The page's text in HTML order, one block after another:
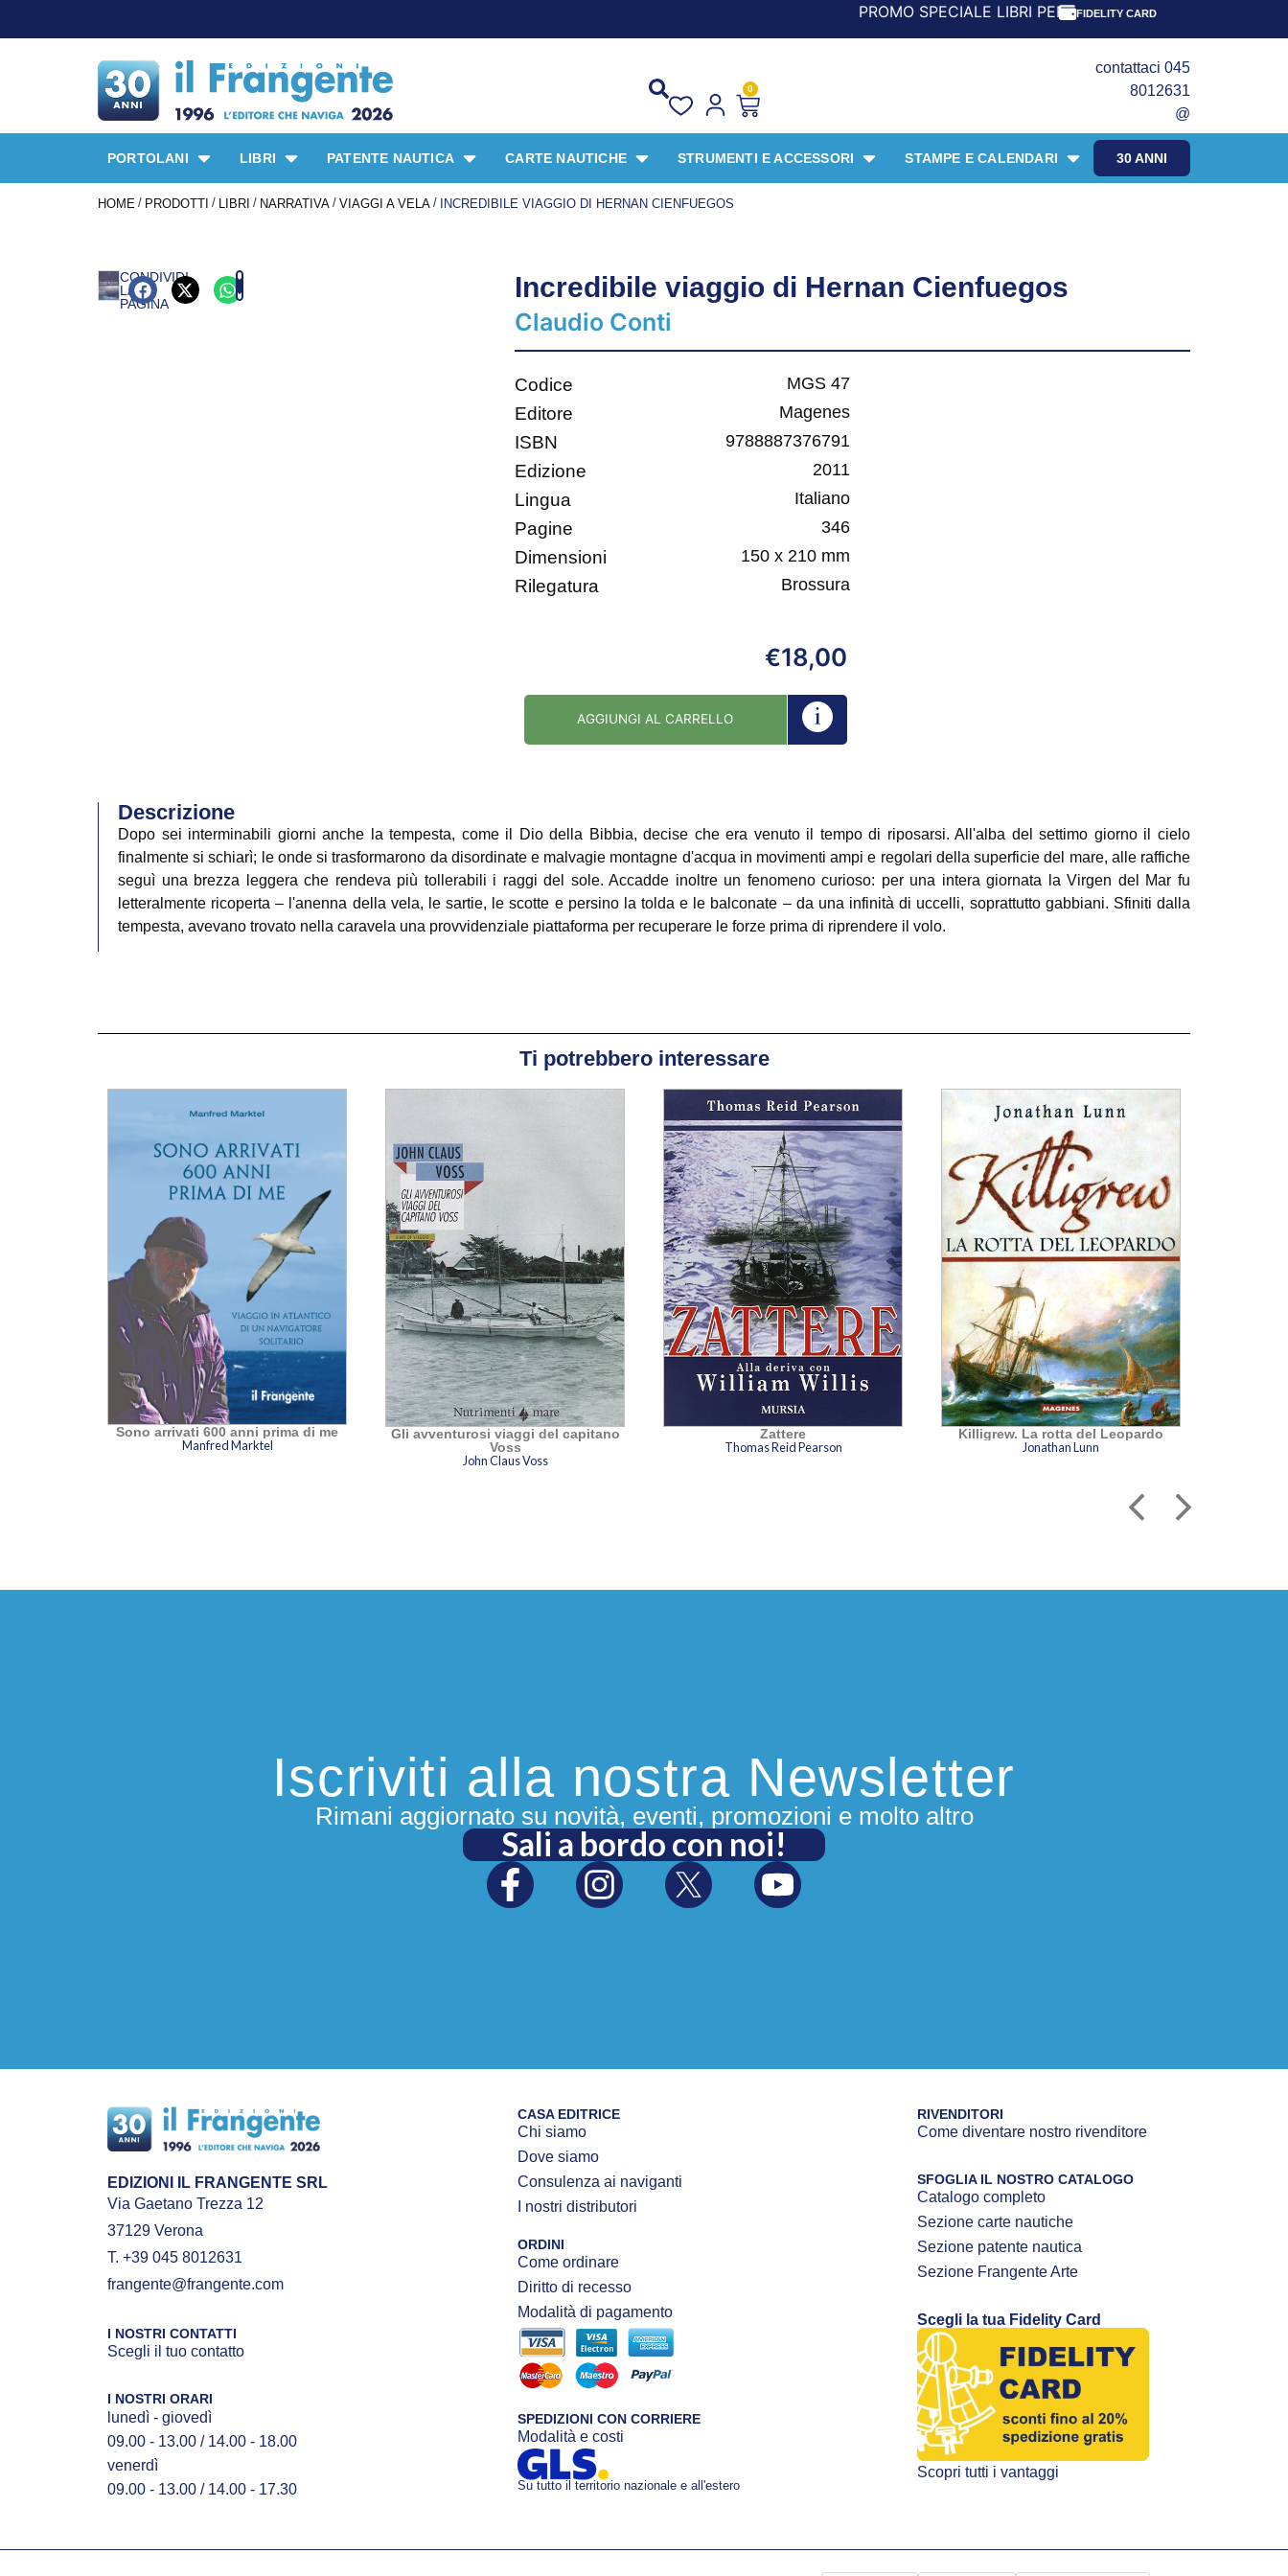
PROMO SPECIALE LIBRI PER I 30 ANNI DEL FRANGENTE! *** CON
FIDELITY CARD
0
contattaci 045
8012631
@
30 ANNI
PORTOLANI LIBRI PATENTE NAUTICA CARTE NAUTICHE STRUMENTI E ACCESSORI STAMPE E CALENDARI
HOME / PRODOTTI / LIBRI / NARRATIVA / VIAGGI A VELA / INCREDIBILE VIAGGIO DI HERNAN CIENFUEGOS
CONDIVIDI
LA
PAGINA
Incredibile viaggio di Hernan Cienfuegos
Claudio Conti
Codice MGS 47
Editore Magenes
ISBN 9788887376791
Edizione 2011
Lingua Italiano
Pagine 346
Dimensioni 150 x 210 mm
Rilegatura Brossura
€18,00
AGGIUNGI AL CARRELLO
Descrizione
Dopo sei interminabili giorni anche la tempesta, come il Dio della Bibbia, decise che era venuto il tempo di riposarsi. All'alba del settimo giorno il cielo
finalmente si schiarì; le onde si trasformarono da disordinate e malvagie montagne d'acqua in movimenti ampi e regolari della superficie del mare, alle raffiche
seguì una brezza leggera che rendeva più tollerabili i raggi del sole. Accadde inoltre un fenomeno curioso: per una intera giornata la Virgen del Mar fu
letteralmente ricoperta – l'anenna della vela, le sartie, le scotte e persino la tolda e le balconate – da una infinità di uccelli, soprattutto gabbiani. Sfiniti dalla
tempesta, avevano trovato nella caravela una provvidenziale piattaforma per recuperare le forze prima di riprendere il volo.
Ti potrebbero interessare
Sono arrivati 600 anni prima di me
Manfred Marktel
Gli avventurosi viaggi del capitano
Voss
John Claus Voss
Zattere
Thomas Reid Pearson
Killigrew. La rotta del Leopardo
Jonathan Lunn
Iscriviti alla nostra Newsletter
Rimani aggiornato su novità, eventi, promozioni e molto altro
Sali a bordo con noi!
EDIZIONI IL FRANGENTE SRL
Via Gaetano Trezza 12
37129 Verona
T. +39 045 8012631
frangente@frangente.com
I NOSTRI CONTATTI
Scegli il tuo contatto
I NOSTRI ORARI
lunedì - giovedì
09.00 - 13.00 / 14.00 - 18.00
venerdì
09.00 - 13.00 / 14.00 - 17.30
CASA EDITRICE
Chi siamo
Dove siamo
Consulenza ai naviganti
I nostri distributori
ORDINI
Come ordinare
Diritto di recesso
Modalità di pagamento
SPEDIZIONI CON CORRIERE
Modalità e costi
Su tutto il territorio nazionale e all'estero
RIVENDITORI
Come diventare nostro rivenditore
SFOGLIA IL NOSTRO CATALOGO
Catalogo completo
Sezione carte nautiche
Sezione patente nautica
Sezione Frangente Arte
Scegli la tua Fidelity Card
Scopri tutti i vantaggi